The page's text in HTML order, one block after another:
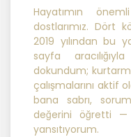
MASTERTURK
GAYRİMENKUL
A.Ş. kişisel
işleneceğini
amaçları
önce veri
sunmakla
belirtilen
amaçlar
Hayatımın
dostlarımız. Dört
2019 yılından bu
sayfa
dokundum;
çalışmalarını aktif
bana sabrı,
değerini öğretti
yansıtıyorum.